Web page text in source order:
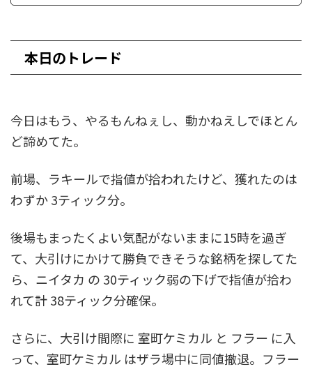
本日のトレード
今日はもう、やるもんねぇし、動かねえしでほとん
ど諦めてた。
前場、ラキールで指値が拾われたけど、獲れたのは
わずか 3ティック分。
後場もまったくよい気配がないままに15時を過ぎ
て、大引けにかけて勝負できそうな銘柄を探してた
ら、ニイタカ の 30ティック弱の下げで指値が拾わ
れて計 38ティック分確保。
さらに、大引け間際に 室町ケミカル と フラー に入
って、室町ケミカル はザラ場中に同値撤退。フラー